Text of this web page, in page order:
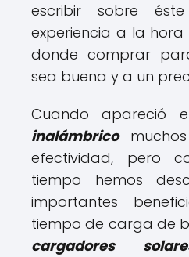
escribir sobre
experiencia a la
donde comprar
sea buena y a un
Cuando apareció
inalámbrico
efectividad, pero
tiempo hemos
importantes
tiempo de carga de
cargadores